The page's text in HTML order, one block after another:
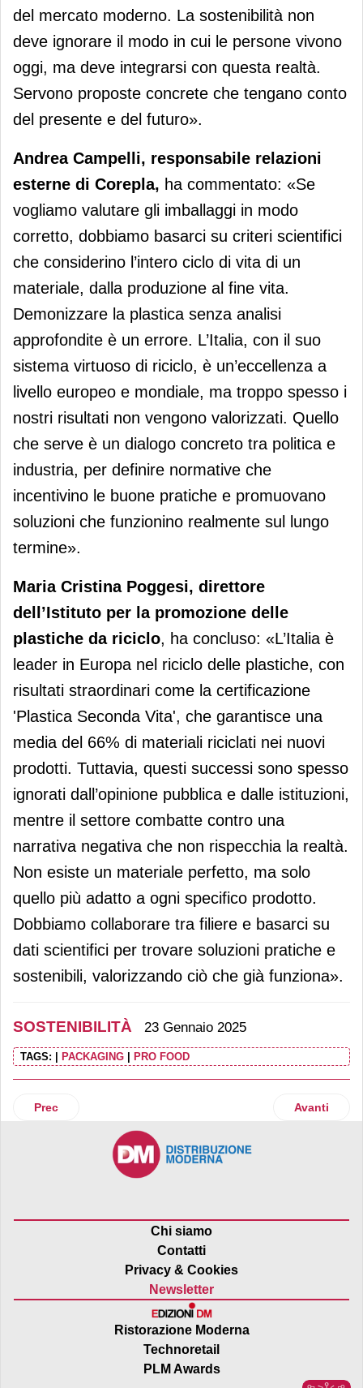
del mercato moderno. La sostenibilità non
deve ignorare il modo in cui le persone vivono
oggi, ma deve integrarsi con questa realtà.
Servono proposte concrete che tengano conto
del presente e del futuro».
Andrea Campelli, responsabile relazioni
esterne di Corepla, ha commentato: «Se
vogliamo valutare gli imballaggi in modo
corretto, dobbiamo basarci su criteri scientifici
che considerino l’intero ciclo di vita di un
materiale, dalla produzione al fine vita.
Demonizzare la plastica senza analisi
approfondite è un errore. L’Italia, con il suo
sistema virtuoso di riciclo, è un’eccellenza a
livello europeo e mondiale, ma troppo spesso i
nostri risultati non vengono valorizzati. Quello
che serve è un dialogo concreto tra politica e
industria, per definire normative che
incentivino le buone pratiche e promuovano
soluzioni che funzionino realmente sul lungo
termine».
Maria Cristina Poggesi, direttore
dell’Istituto per la promozione delle
plastiche da riciclo, ha concluso: «L’Italia è
leader in Europa nel riciclo delle plastiche, con
risultati straordinari come la certificazione
'Plastica Seconda Vita', che garantisce una
media del 66% di materiali riciclati nei nuovi
prodotti. Tuttavia, questi successi sono spesso
ignorati dall’opinione pubblica e dalle istituzioni,
mentre il settore combatte contro una
narrativa negativa che non rispecchia la realtà.
Non esiste un materiale perfetto, ma solo
quello più adatto a ogni specifico prodotto.
Dobbiamo collaborare tra filiere e basarci su
dati scientifici per trovare soluzioni pratiche e
sostenibili, valorizzando ciò che già funziona».
SOSTENIBILITÀ 23 Gennaio 2025
TAGS: PACKAGING PRO FOOD
Articolo precedente: Installato un ecocompattatore nel
Prec Articolo
Avanti
Chi siamo
Contatti
Privacy & Cookies
Newsletter
Ristorazione Moderna
Technoretail
PLM Awards